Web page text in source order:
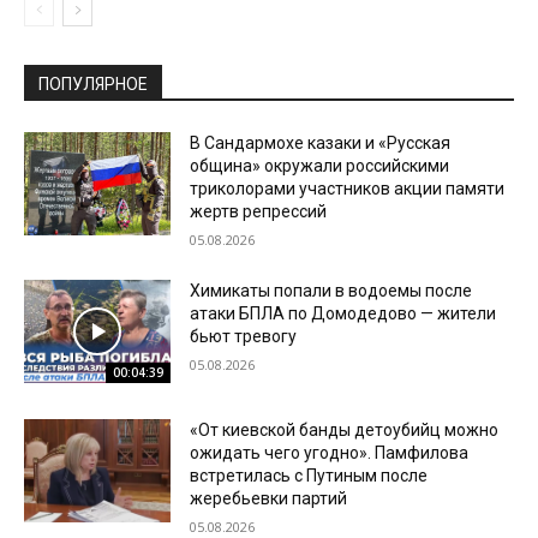
ПОПУЛЯРНОЕ
В Сандармохе казаки и «Русская
община» окружали российскими
триколорами участников акции памяти
жертв репрессий
05.08.2026
00:04:39
Химикаты попали в водоемы после
атаки БПЛА по Домодедово — жители
бьют тревогу
05.08.2026
«От киевской банды детоубийц можно
ожидать чего угодно». Памфилова
встретилась с Путиным после
жеребьевки партий
05.08.2026